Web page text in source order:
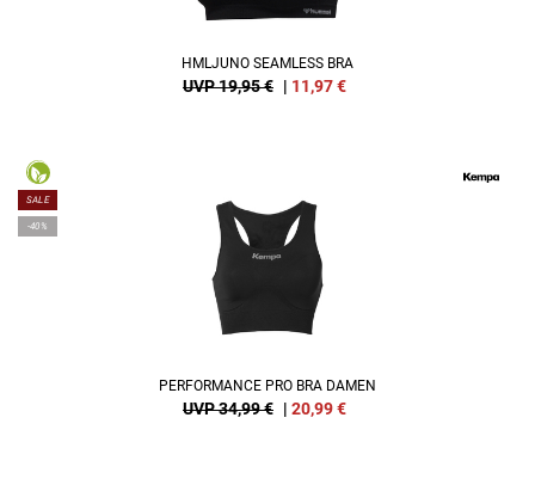
HMLJUNO SEAMLESS BRA
UVP 19,95 € | 11,97€
SALE
-40%
PERFORMANCE PRO BRA DAMEN
UVP 34,99 € | 20,99€